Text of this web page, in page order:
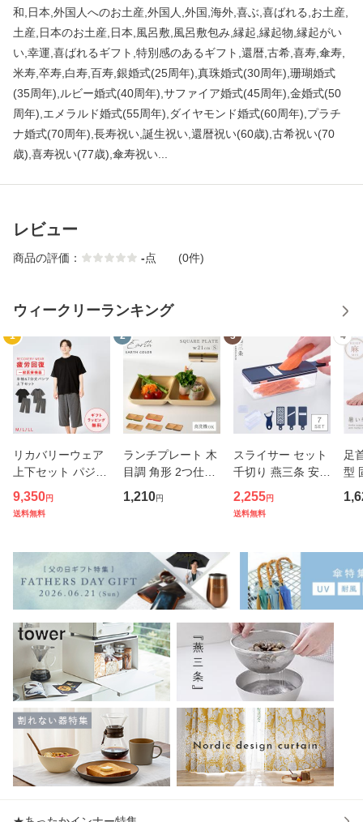
和,日本,外国人へのお土産,外国人,外国,海外,喜ぶ,喜ばれる,お土産,
土産,日本のお土産,日本,風呂敷,風呂敷包み,縁起,縁起物,縁起がい
い,幸運,喜ばれるギフト,特別感のあるギフト,還暦,古希,喜寿,傘寿,
米寿,卒寿,白寿,百寿,銀婚式(25周年),真珠婚式(30周年),珊瑚婚式
(35周年),ルビー婚式(40周年),サファイア婚式(45周年),金婚式(50
周年),エメラルド婚式(55周年),ダイヤモンド婚式(60周年),プラチ
ナ婚式(70周年),長寿祝い,誕生祝い,還暦祝い(60歳),古希祝い(70
歳),喜寿祝い(77歳),傘寿祝い...
レビュー
商品の評価： -点 (0件)
ウィークリーランキング
1
リカバリーウェア
上下セット パジャ
マ 疲労回復 メンズ
夏 半袖シャツ＋7
性 疲れ
9,350円
送料無料
2
ランチプレート 木
目調 角形 2つ仕切
り 小さめ アースカ
ラー スクエアプレ
り皿 ダイエットプ
レート
1,210円
3
スライサー セット
千切り 燕三条 安全
ホルダー スリムス
タンドスライサー7
キャベツスライサ
ー 千
2,255円
送料無料
4
足
型
ー
ス
歩